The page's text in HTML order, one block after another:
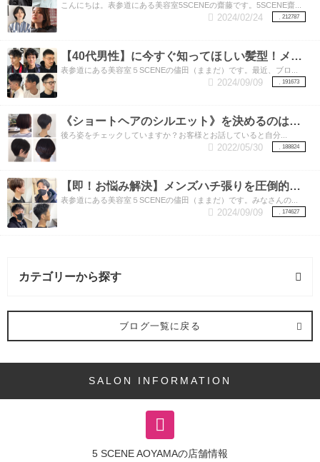
こんにちは。表参道にある美容室5SCENEの齋藤です。5SCENE齋...
212787
2024/02/24
【40代男性】に今すぐ知ってほしい髪型！メンズカットの得意な表参道美容師が教えます。素敵な40代をおくるための髪型特集‼︎
表参道にある美容室５SCENEの儘田（ままだ）です。最近、ブロ...
191673
2024/09/09
《ショートヘアのシルエット》を決めるのは実は【襟足】！！いろいろな襟足のカットをご紹介
後ろ姿をチェックしていますか？お客様とお話していると自分...
188824
2022/05/30
【即！お悩み解決】メンズハチ張りを圧倒的に解消する方法はこちら！
表参道にある美容室５SCENEの儘田（ままだ）です。みなさんの...
174627
2024/09/09
カテゴリーから探す
メイク (1記事)
5|Sゲスト (1記事)
ヘアスタイル (52記事)
ブログ一覧に戻る
SALON INFORMATION
5 SCENE AOYAMAの店舗情報